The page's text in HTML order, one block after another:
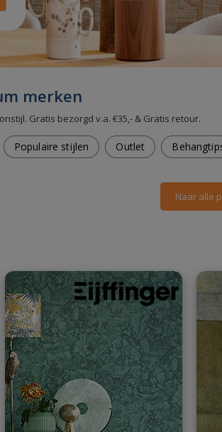
merken
Gratis bezorgd v.a. €35,- & Gratis retour.
Populaire stijlen Outlet
Naar alle